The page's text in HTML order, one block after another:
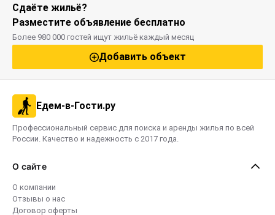
Сдаёте жильё?
Разместите объявление бесплатно
Более 980 000 гостей ищут жильё каждый месяц
Добавить объект
Едем-в-Гости.ру
Профессиональный сервис для поиска и аренды жилья по всей
России. Качество и надежность с 2017 года.
О сайте
О компании
Отзывы о нас
Договор оферты